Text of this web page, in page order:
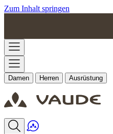
Zum Inhalt springen
Damen Herren Ausrüstung